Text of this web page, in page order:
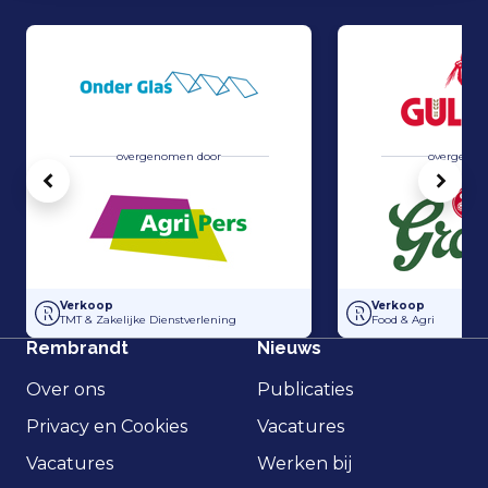
overgenomen door
Overname Horti-Text door Agripers
Verkoop
TMT & Zakelijke Dienstverlening
Grolsch heeft
Verkoop
Food & Agri
Vorige
Rembrandt
Over ons
Privacy en Cookies
Vacatures
Nieuws
Publicaties
Vacatures
Werken bij